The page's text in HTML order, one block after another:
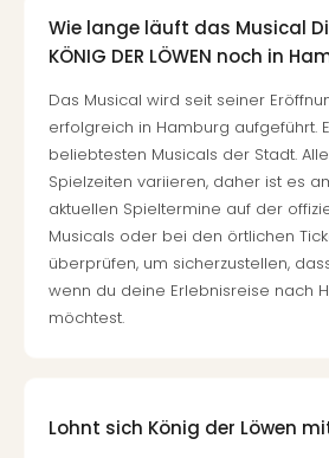
Wie lange läuft das Musical
KÖNIG DER LÖWEN noch in
Das Musical wird seit seiner
erfolgreich in Hamburg aufgeführt.
beliebtesten Musicals der Stadt.
Spielzeiten variieren, daher ist es
aktuellen Spieltermine auf der
Musicals oder bei den örtlichen
überprüfen, um sicherzustellen,
wenn du deine Erlebnisreise nach
möchtest.
Lohnt sich König der Löwen